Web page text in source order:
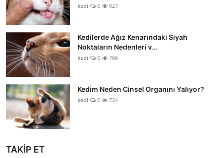
kedi 0 927
Kedilerde Ağız Kenarındaki Siyah
Noktaların Nedenleri v...
kedi 0 766
Kedim Neden Cinsel Organını Yalıyor?
kedi 0 724
TAKİP ET